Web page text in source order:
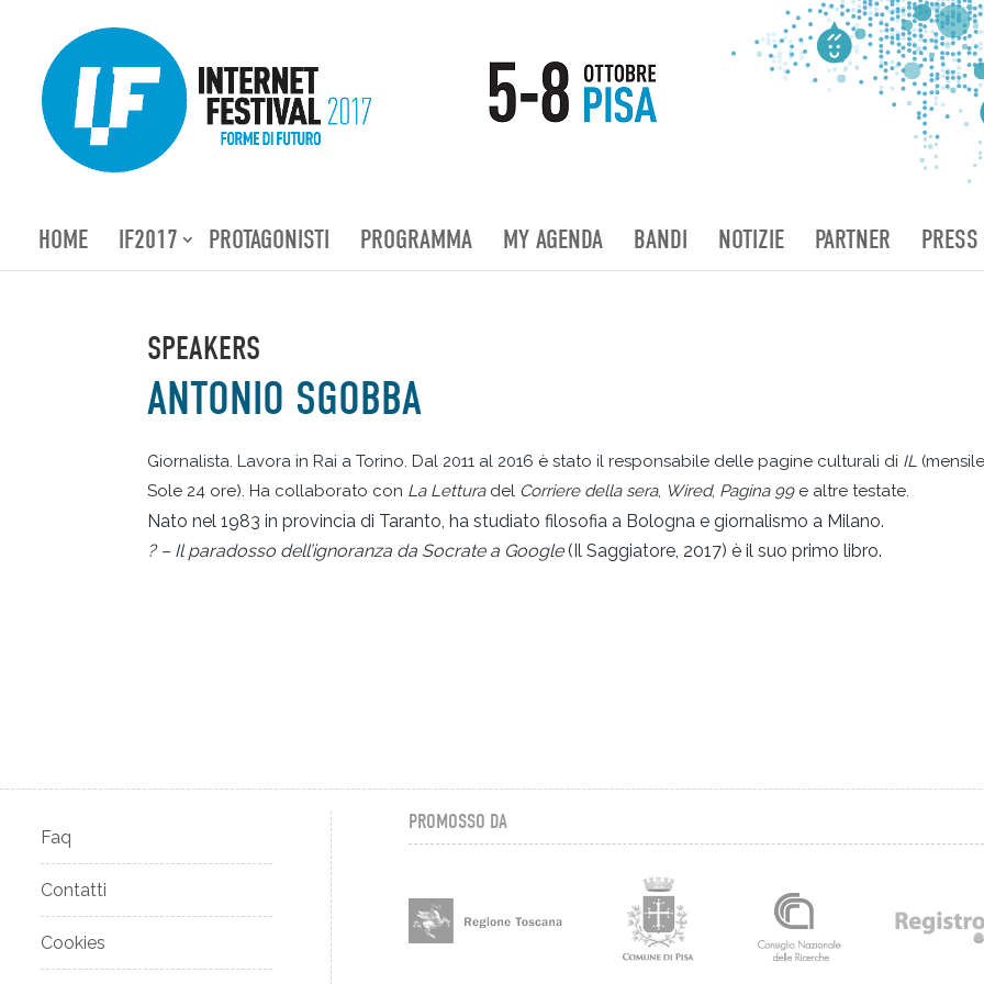
HOME IF2017 PROTAGONISTI PROGRAMMA MY AGENDA BANDI NOTIZIE PARTNER PRESS
SPEAKERS
ANTONIO SGOBBA
Giornalista. Lavora in Rai a Torino. Dal 2011 al 2016 è stato il responsabile delle pagine culturali di IL
Sole 24 ore). Ha collaborato con La Letturadel Corriere della sera, Wired, Pagina 99e altre testate.
Nato nel 1983 in provincia di Taranto, ha studiato filosofia a Bologna e giornalismo a Milano.
? – Il paradosso dell’ignoranza da Socrate a Google(Il Saggiatore, 2017) è il suo primo libro.
Faq
Contatti
Cookies
PROMOSSO DA